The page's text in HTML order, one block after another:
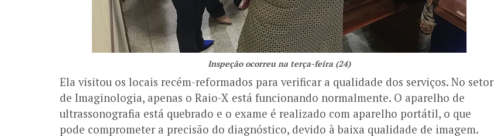
Inspeção ocorreu na terça-feira (24)
Ela visitou os locais recém-reformados para verificar a qualidade dos serviços. No setor
de Imaginologia, apenas o Raio-X está funcionando normalmente. O aparelho de
ultrassonografia está quebrado e o exame é realizado com aparelho portátil, o que
pode comprometer a precisão do diagnóstico, devido à baixa qualidade de imagem.